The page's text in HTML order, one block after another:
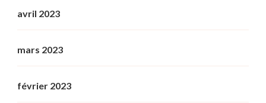
avril 2023
mars 2023
février 2023